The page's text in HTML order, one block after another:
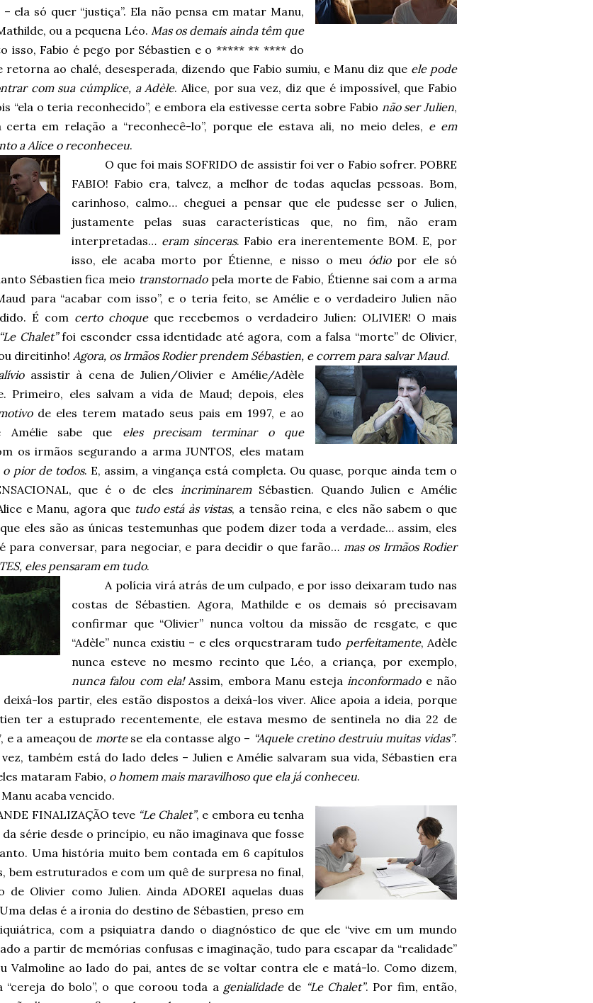
ela só quer “justiça”. Ela não pensa em matar Manu,
ou a pequena Léo. Mas os demais ainda têm que
isso, Fabio é pego por Sébastien e o ***** ** **** do
retorna ao chalé, desesperada, dizendo que Fabio sumiu, e Manu diz que ele pode
com sua cúmplice, a Adèle. Alice, por sua vez, diz que é impossível, que Fabio
“ela o teria reconhecido”, e embora ela estivesse certa sobre Fabio não ser Julien,
certa em relação a “reconhecê-lo”, porque ele estava ali, no meio deles, e em
a Alice o reconheceu.
O que foi mais SOFRIDO de assistir foi ver o Fabio sofrer. POBRE
FABIO! Fabio era, talvez, a melhor de todas aquelas pessoas. Bom,
carinhoso, calmo… cheguei a pensar que ele pudesse ser o Julien,
justamente pelas suas características que, no fim, não eram
interpretadas… eram sinceras. Fabio era inerentemente BOM. E, por
isso, ele acaba morto por Étienne, e nisso o meu ódiopor ele só
Sébastien fica meio transtornadopela morte de Fabio, Étienne sai com a arma
para “acabar com isso”, e o teria feito, se Amélie e o verdadeiro Julien não
É com certo choqueque recebemos o verdadeiro Julien: OLIVIER! O mais
“Le Chalet”foi esconder essa identidade até agora, com a falsa “morte” de Olivier,
direitinho! Agora, os Irmãos Rodier prendem Sébastien, e correm para salvar Maud.
assistir à cena de Julien/Olivier e Amélie/Adèle
Primeiro, eles salvam a vida de Maud; depois, eles
de eles terem matado seus pais em 1997, e ao
Amélie sabe que eles precisam terminar o que
os irmãos segurando a arma JUNTOS, eles matam
o pior de todos. E, assim, a vingança está completa. Ou quase, porque ainda tem o
que é o de elesincriminaremSébastien. Quando Julien e Amélie
e Manu, agora que tudo está às vistas, a tensão reina, e eles não sabem o que
eles são as únicas testemunhas que podem dizer toda a verdade… assim, eles
para conversar, para negociar, e para decidir o que farão… mas os Irmãos Rodier
eles pensaram em tudo.
A polícia virá atrás de um culpado, e por isso deixaram tudo nas
costas de Sébastien. Agora, Mathilde e os demais só precisavam
confirmar que “Olivier” nunca voltou da missão de resgate, e que
“Adèle” nunca existiu – e eles orquestraram tudo perfeitamente, Adèle
nunca esteve no mesmo recinto que Léo, a criança, por exemplo,
nunca falou com ela!Assim, embora Manu estejainconformadoe não
los partir, eles estão dispostos a deixá-los viver. Alice apoia a ideia, porque
ter a estuprado recentemente, ele estava mesmo de sentinela no dia 22 de
e a ameaçou de mortese ela contasse algo – “Aquele cretino destruiu muitas vidas”.
também está do lado deles – Julien e Amélie salvaram sua vida, Sébastien era
mataram Fabio, o homem mais maravilhoso que ela já conheceu.
acaba vencido.
FINALIZAÇÃO teve “Le Chalet”, e embora eu tenha
série desde o princípio, eu não imaginava que fosse
Uma história muito bem contada em 6 capítulos
bem estruturados e com um quê de surpresa no final,
Olivier como Julien. Ainda ADOREI aquelas duas
delas é a ironia do destino de Sébastien, preso em
com a psiquiatra dando o diagnóstico de que ele “vive em um mundo
a partir de memórias confusas e imaginação, tudo para escapar da “realidade”
Valmoline ao lado do pai, antes de se voltar contra ele e matá-lo. Como dizem,
“cereja do bolo”, o que coroou toda a genialidadede “Le Chalet”. Por fim, então,